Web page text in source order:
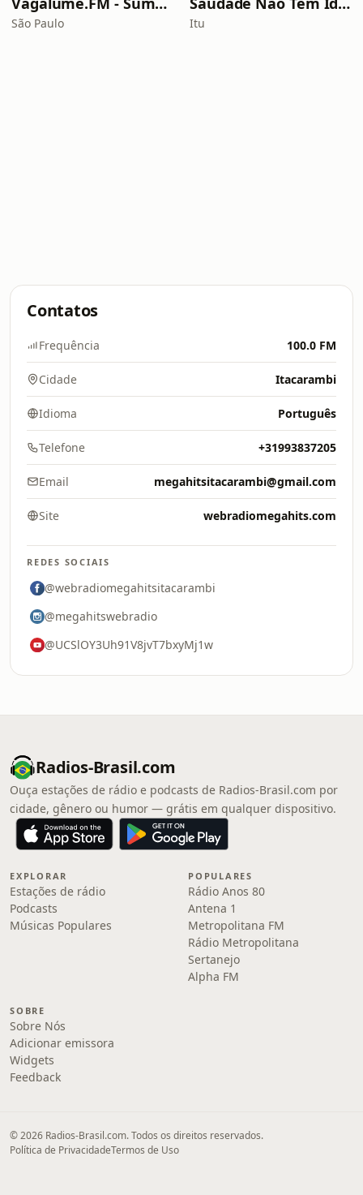
São Paulo Itu
Contatos
Frequência 100.0 FM
Cidade Itacarambi
Idioma Português
Telefone +31993837205
Email megahitsitacarambi@gmail.com
Site webradiomegahits.com
REDES SOCIAIS
@webradiomegahitsitacarambi
@megahitswebradio
@UCSlOY3Uh91V8jvT7bxyMj1w
Radios-Brasil.com
Ouça estações de rádio e podcasts de Radios-Brasil.com por
cidade, gênero ou humor — grátis em qualquer dispositivo.
EXPLORAR
Estações de rádio
Podcasts
Músicas Populares
POPULARES
Rádio Anos 80
Antena 1
Metropolitana FM
Rádio Metropolitana
Sertanejo
Alpha FM
SOBRE
Sobre Nós
Adicionar emissora
Widgets
Feedback
© 2026 Radios-Brasil.com. Todos os direitos reservados.
Política de PrivacidadeTermos de Uso